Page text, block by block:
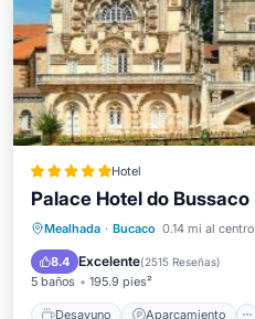
Hotel
Palace Hotel do Bussaco
Mealhada · Bucaco 0.14 mi al centro
8.4 Excelente(2515 Reseñas)
5 baños 195.9 pies²
Desayuno Aparcamiento
Desayuno
Balcón/Terraza